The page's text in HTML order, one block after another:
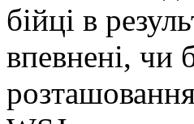
бійці в
впевнені, чи